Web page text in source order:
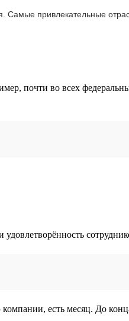
Самые привлекательные
почти во всех
есть месяц. До